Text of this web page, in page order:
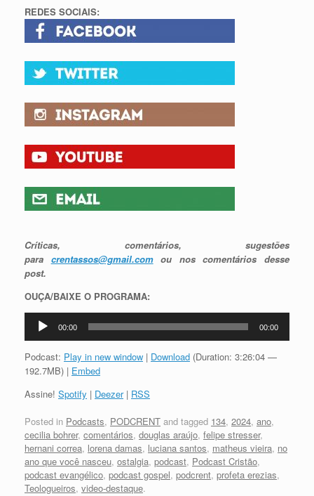
REDES SOCIAIS:
Críticas, comentários, sugestões
para crentassos@gmail.comou nos comentários desse
post.
OUÇA/BAIXE O PROGRAMA:
Tocador
00:00 00:00
Podcast: Play in new window | Download (Duration: 3:26:04 —
192.7MB) | Embed
Assine! Spotify | Deezer| RSS
Posted in Podcasts, PODCRENT and tagged 134, 2024, ano,
cecilia bohrer, comentários, douglas araújo, felipe stresser,
hernani correa, lorena damas, luciana santos, matheus vieira, no
ano que você nasceu, ostalgia, podcast, Podcast Cristão,
podcast evangélico, podcast gospel, podcrent, profeta erezias,
Teologueiros, video-destaque.